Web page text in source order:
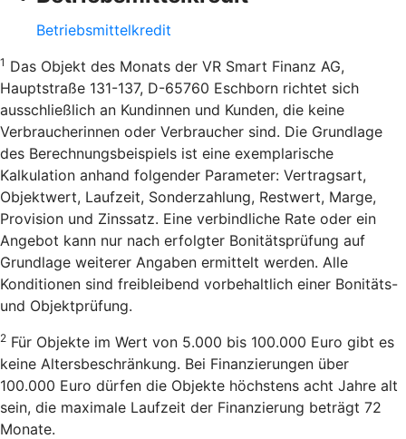
Betriebsmittelkredit
1 Das Objekt des Monats der VR Smart Finanz AG,
Hauptstraße 131-137, D-65760 Eschborn richtet sich
ausschließlich an Kundinnen und Kunden, die keine
Verbraucherinnen oder Verbraucher sind. Die Grundlage
des Berechnungsbeispiels ist eine exemplarische
Kalkulation anhand folgender Parameter: Vertragsart,
Objektwert, Laufzeit, Sonderzahlung, Restwert, Marge,
Provision und Zinssatz. Eine verbindliche Rate oder ein
Angebot kann nur nach erfolgter Bonitätsprüfung auf
Grundlage weiterer Angaben ermittelt werden. Alle
Konditionen sind freibleibend vorbehaltlich einer Bonitäts-
und Objektprüfung.
2 Für Objekte im Wert von 5.000 bis 100.000 Euro gibt es
keine Altersbeschränkung. Bei Finanzierungen über
100.000 Euro dürfen die Objekte höchstens acht Jahre alt
sein, die maximale Laufzeit der Finanzierung beträgt 72
Monate.